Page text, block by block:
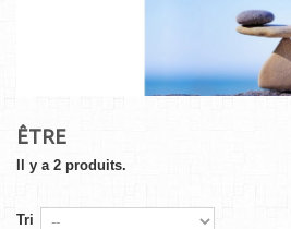
ÊTRE
Il y a 2 produits.
Tri